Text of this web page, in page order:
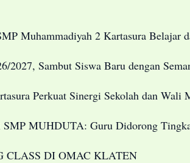
Muhammadiyah 2 Kartasura Belajar
Sambut Siswa Baru dengan
Perkuat Sinergi Sekolah dan Wali
MUHDUTA: Guru Didorong
CLASS DI OMAC KLATEN